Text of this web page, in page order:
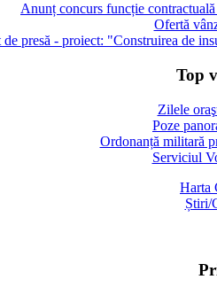
Anunț concurs funcție
Ofertă
presă - proiect: "Construirea de
Top
Zilele
Poze
Ordonanță militară
Serviciul
Harta
Știri/